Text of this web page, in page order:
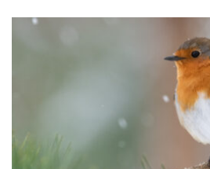
Natuurmoment
Door Kees Loogman